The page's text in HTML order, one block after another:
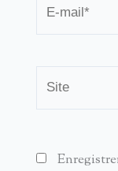
mail*